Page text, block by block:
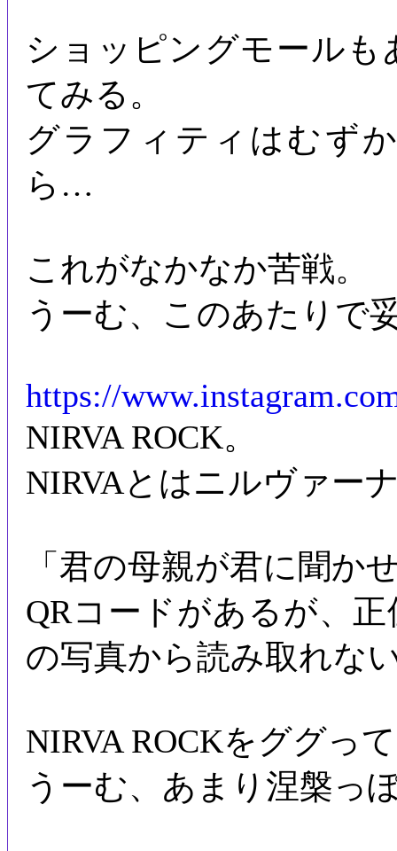
ショッピングモール
てみる。
グラフィティはむず
ら…
これがなかなか苦戦。
うーむ、このあたりで
https://
NIRVA ROCK。
NIRVAとはニルヴァー
「君の母親が君に聞か
QRコードがあるが、
の写真から読み取れな
NIRVA ROCKをググっ
うーむ、あまり涅槃っ